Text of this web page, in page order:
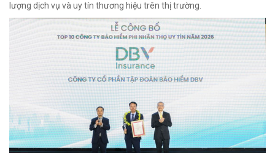
lượng dịch vụ và uy tín thương hiệu trên thị trường.